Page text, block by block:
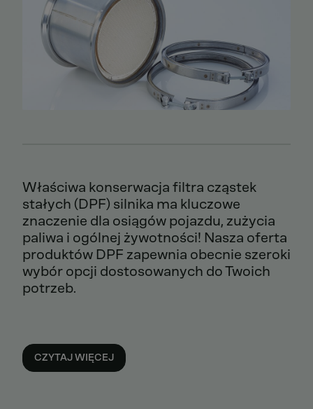
Właściwa konserwacja filtra cząstek
stałych (DPF) silnika ma kluczowe
znaczenie dla osiągów pojazdu, zużycia
paliwa i ogólnej żywotności! Nasza oferta
produktów DPF zapewnia obecnie szeroki
wybór opcji dostosowanych do Twoich
potrzeb.
CZYTAJ WIĘCEJ